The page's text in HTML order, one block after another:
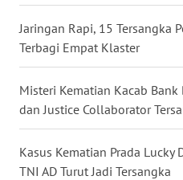
Jaringan Rapi, 15 Tersangka
Terbagi Empat Klaster
Misteri Kematian Kacab
dan Justice Collaborator
Kasus Kematian Prada Lucky
TNI AD Turut Jadi Tersangka
JOGJA
JATIM
BALI